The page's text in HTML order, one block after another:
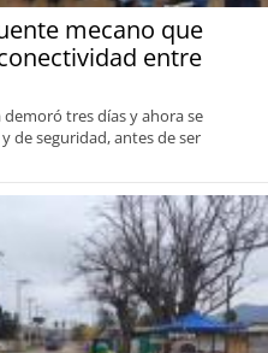
mecano que
entre
tres días y ahora se
de seguridad, antes de ser